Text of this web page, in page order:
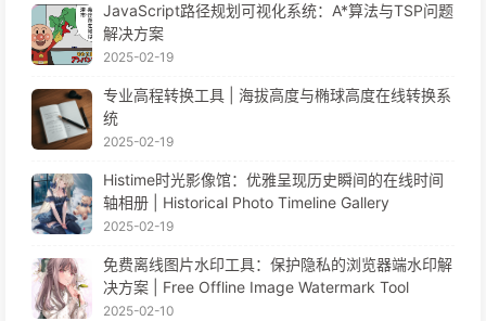
JavaScript路径规划可视化系统：A*算法与TSP问题
解决方案
2025-02-19
专业高程转换工具 | 海拔高度与椭球高度在线转换系
统
2025-02-19
Histime时光影像馆：优雅呈现历史瞬间的在线时间
轴相册 | Historical Photo Timeline Gallery
2025-02-19
免费离线图片水印工具：保护隐私的浏览器端水印解
决方案 | Free Offline Image Watermark Tool
2025-02-10